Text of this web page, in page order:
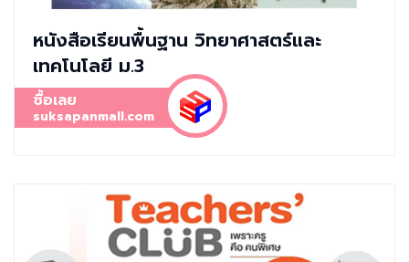
หนังสือเรียนพื้นฐาน วิทยาศาสตร์และ
เทคโนโลยี ม.3
ซื้อเลย
suksapanmall.com